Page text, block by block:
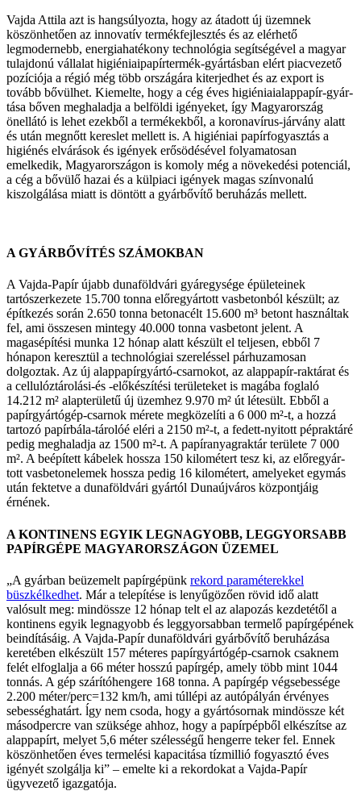
Vajda Attila azt is hangsúlyozta, hogy az átadott új üzemnek
köszönhetően az innovatív termék­fejlesztés és az elérhető
legmodernebb, energiaha­tékony technológia segítségével a magyar
tulajdo­nú vállalat higiéniaipapírtermék-gyártásban elért piacvezető
pozíciója a régió még több országára kiterjedhet és az export is
tovább bővülhet. Ki­emelte, hogy a cég éves higiéniaialappapír-gyár­
tása bőven meghaladja a belföldi igényeket, így Magyarország
önellátó is lehet ezekből a termé­kekből, a koronavírus-járvány alatt
és után meg­nőtt kereslet mellett is. A higiéniai papírfogyasztás a
higiénés elvárások és igények erősödésével folya­matosan
emelkedik, Magyarországon is komoly még a növekedési potenciál,
a cég a bővülő hazai és a külpiaci igények magas színvonalú
kiszolgálá­sa miatt is döntött a gyárbővítő beruházás mellett.
A GYÁRBŐVÍTÉS SZÁMOKBAN
A Vajda-Papír újabb dunaföldvári gyáregysége épületeinek
tartószerkezete 15.700 tonna előre­gyártott vasbetonból készült; az
építkezés során 2.650 tonna betonacélt 15.600 m³ betont hasz­náltak
fel, ami összesen mintegy 40.000 tonna vasbetont jelent. A
magasépítési munka 12 hó­nap alatt készült el teljesen, ebből 7
hónapon keresztül a technológiai szereléssel párhuzamo­san
dolgoztak. Az új alappapírgyártó-csarno­kot, az alappapír-raktárat és
a cellulóztárolási-és -előkészítési területeket is magába foglaló
14.212 m² alapterületű új üzemhez 9.970 m² út létesült. Ebből a
papírgyártógép-csarnok mérete megközelíti a 6 000 m²-t, a hozzá
tartozó papír­bála-tárolóé eléri a 2150 m²-t, a fedett-nyitott pépraktáré
pedig meghaladja az 1500 m²-t. A pa­píranyagraktár területe 7 000
m². A beépített ká­belek hossza 150 kilométert tesz ki, az előregyár­
tott vasbetonelemek hossza pedig 16 kilométert, amelyeket egymás
után fektetve a dunaföldvári gyártól Dunaújváros központjáig
érnének.
A KONTINENS EGYIK LEGNAGYOBB, LEGGYORSABB
PAPÍRGÉPE MAGYARORSZÁGON ÜZEMEL
„A gyárban beüzemelt papírgépünk rekord pa­raméterekkel
büszkélkedhet. Már a telepítése is lenyűgözően rövid idő alatt
valósult meg: mind­össze 12 hónap telt el az alapozás kezdetétől a
kontinens egyik legnagyobb és leggyorsabban termelő papírgépének
beindításáig. A Vajda-Pa­pír dunaföldvári gyárbővítő beruházása
kereté­ben elkészült 157 méteres papírgyártógép-csar­nok csaknem
felét elfoglalja a 66 méter hosszú papírgép, amely több mint 1044
tonnás. A gép szárítóhengere 168 tonna. A papírgép végsebes­sége
2.200 méter/perc=132 km/h, ami túllépi az autópályán érvényes
sebességhatárt. ĺgy nem cso­da, hogy a gyártósornak mindössze két
másod­percre van szüksége ahhoz, hogy a papírpépből elkészítse az
alappapírt, melyet 5,6 méter szé­lességű hengerre teker fel. Ennek
köszönhetően éves termelési kapacitása tízmillió fogyasztó éves
igényét szolgálja ki” – emelte ki a rekordokat a Vajda-Papír
ügyvezető igazgatója.